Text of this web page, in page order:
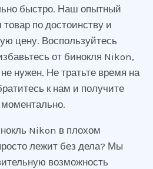
быстро. Наш опытный
по достоинству и
цену. Воспользуйтесь
от бинокля Nikon,
нужен. Не тратьте время на
к нам и получите
моментально.
Nikon в плохом
лежит без дела? Мы
возможность